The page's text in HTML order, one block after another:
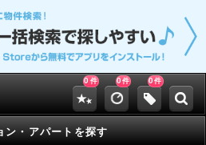
0 件 0件 0件
ン・アパートを探す